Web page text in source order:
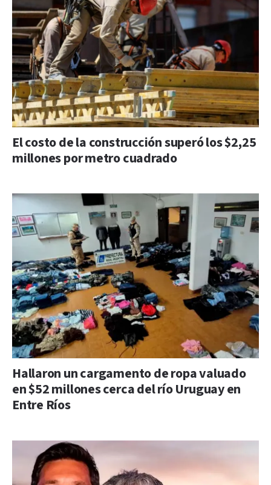
El costo de la construcción superó los $2,25
millones por metro cuadrado
Hallaron un cargamento de ropa valuado
en $52 millones cerca del río Uruguay en
Entre Ríos